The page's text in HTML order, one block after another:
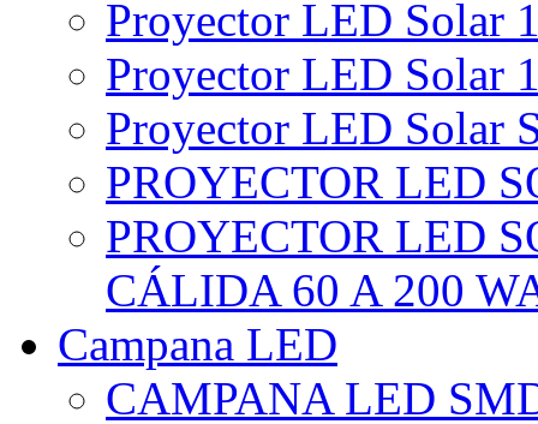
Proyector LED Solar
Proyector LED Solar
Proyector LED Solar
PROYECTOR LED
PROYECTOR LED
CÁLIDA 60 A 200
Campana LED
CAMPANA LED